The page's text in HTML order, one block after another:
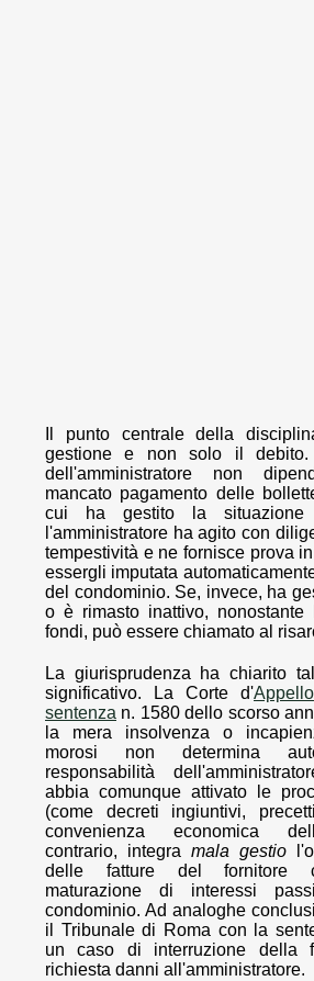
Il punto centrale della
gestione e non solo il debito.
dell'amministratore non
mancato pagamento delle
cui ha gestito la situazione
l'amministratore ha agito con
tempestività e ne fornisce prova in
essergli imputata
del condominio. Se, invece, ha
o è rimasto inattivo,
fondi, può essere chiamato al
La giurisprudenza ha chiarito
significativo. La Corte d'Appello
sentenza n. 1580 dello scorso
la mera insolvenza o
morosi non determina
responsabilità
abbia comunque attivato le
(come decreti ingiuntivi,
convenienza economica
contrario, integra mala gestio
delle fatture del fornitore
maturazione di interessi
condominio. Ad analoghe
il Tribunale di Roma con la
un caso di interruzione della
richiesta danni all'amministratore.